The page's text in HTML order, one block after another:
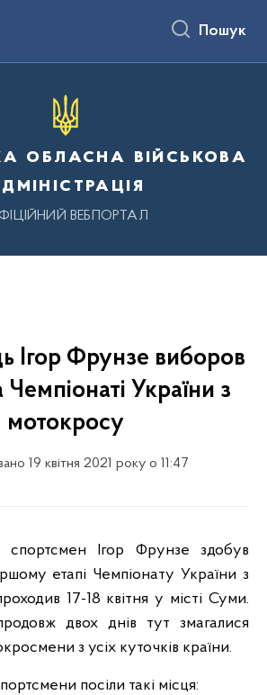
Пошук
обласна військова
ВЕБПОРТАЛ
Ігор Фрунзе виборов
Чемпіонаті України з
мотокросу
19 квітня 2021 року о 11:47
етапі Чемпіонату України з
17-18 квітня у місті Суми.
двох днів тут змагалися
з усіх куточків країни.
посіли такі місця: